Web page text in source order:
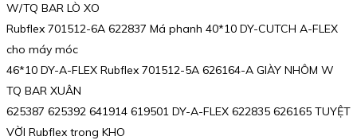
W/TQ BAR LÒ XO
Rubflex 701512-6A 622837 Má phanh 40*10 DY-CUTCH A-FLEX
cho máy móc
46*10 DY-A-FLEX Rubflex 701512-5A 626164-A GIÀY NHÔM W
TQ BAR XUÂN
625387 625392 641914 619501 DY-A-FLEX 622835 626165 TUYỆT
VỜI Rubflex trong KHO